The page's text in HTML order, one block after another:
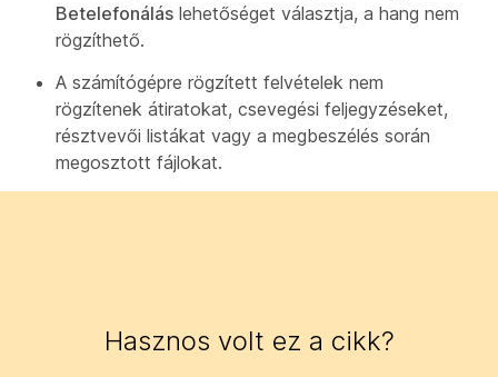
Betelefonálás lehetőséget választja, a hang nem
rögzíthető.
A számítógépre rögzített felvételek nem
rögzítenek átiratokat, csevegési feljegyzéseket,
résztvevői listákat vagy a megbeszélés során
megosztott fájlokat.
Hasznos volt ez a cikk?